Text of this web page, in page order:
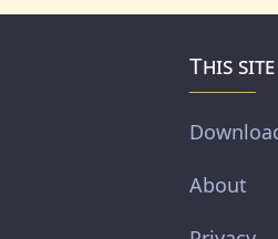
This site
About